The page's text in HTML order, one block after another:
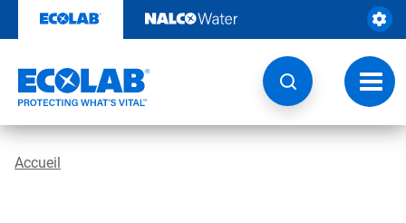
contenu​​​​​​​
à
Accueil